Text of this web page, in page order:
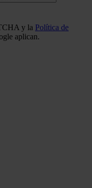
y la Política de
aplican.